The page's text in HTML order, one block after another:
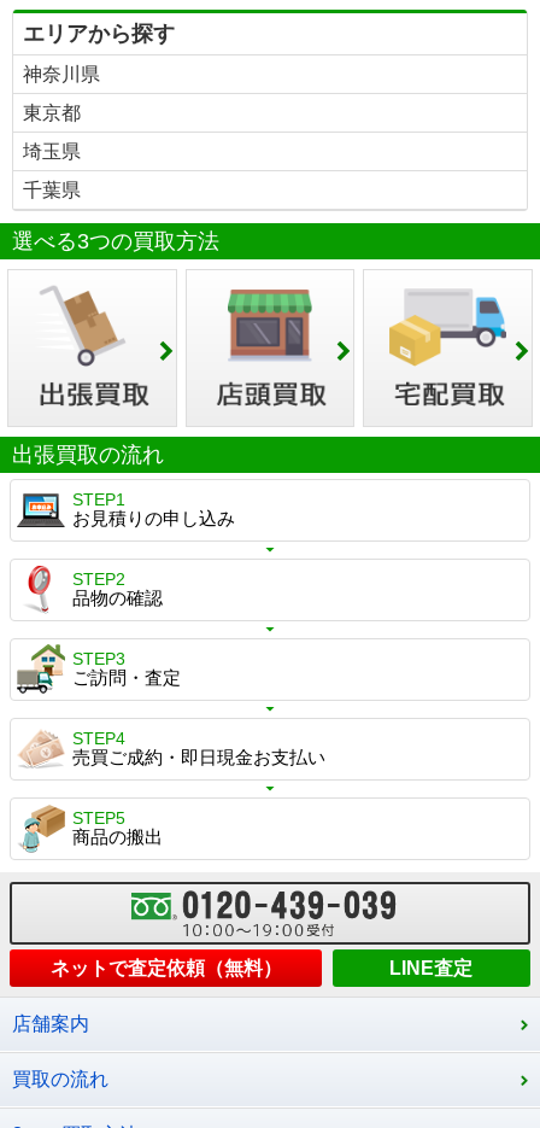
エリアから探す
神奈川県
東京都
埼玉県
千葉県
選べる3つの買取方法
出張買取の流れ
STEP1
お見積りの申し込み
STEP2
品物の確認
STEP3
ご訪問・査定
STEP4
売買ご成約・即日現金お支払い
STEP5
商品の搬出
ネットで査定依頼（無料） LINE査定
店舗案内
買取の流れ